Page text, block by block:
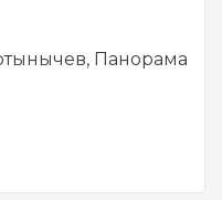
Панорама